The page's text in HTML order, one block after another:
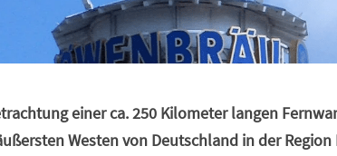
einer ca. 250 Kilometer langen
Westen von Deutschland in der